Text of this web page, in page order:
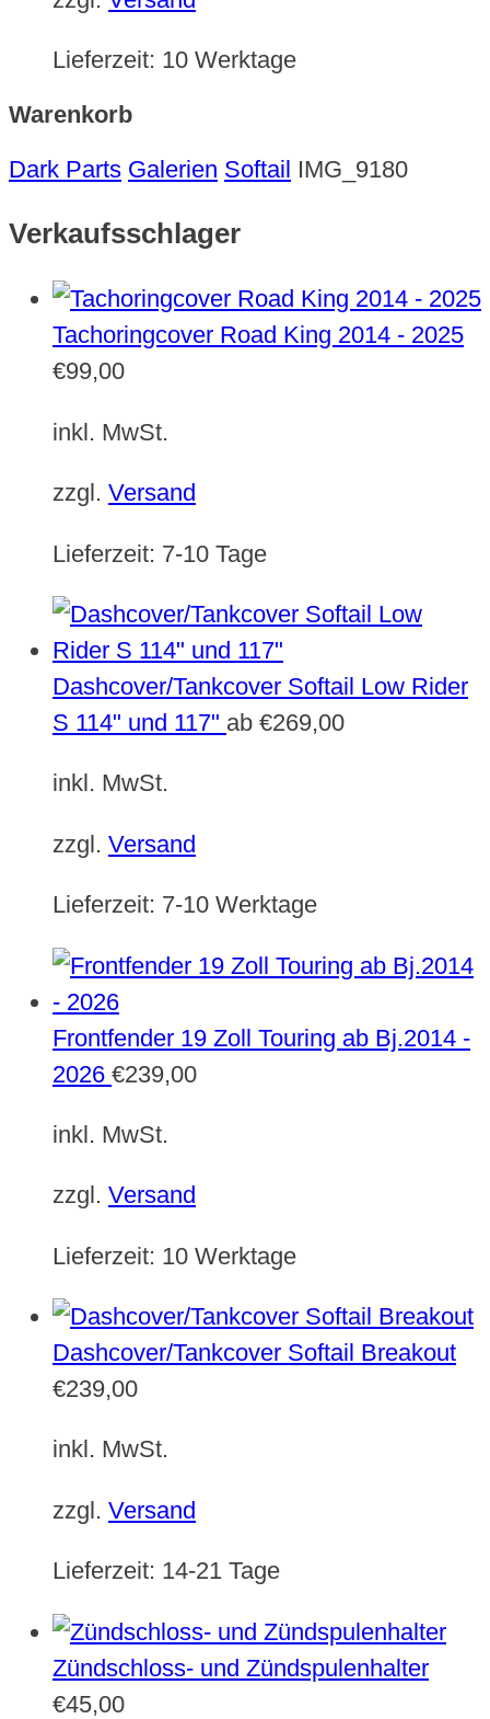
Lieferzeit: 10 Werktage
Warenkorb
Dark Parts Galerien Softail IMG_9180
Verkaufsschlager
Tachoringcover Road King 2014 - 2025
€99,00
inkl. MwSt.
zzgl. Versand
Lieferzeit: 7-10 Tage
Dashcover/Tankcover Softail Low Rider
S 114" und 117" ab €269,00
inkl. MwSt.
zzgl. Versand
Lieferzeit: 7-10 Werktage
Frontfender 19 Zoll Touring ab Bj.2014 -
2026 €239,00
inkl. MwSt.
zzgl. Versand
Lieferzeit: 10 Werktage
Dashcover/Tankcover Softail Breakout
€239,00
inkl. MwSt.
zzgl. Versand
Lieferzeit: 14-21 Tage
Zündschloss- und Zündspulenhalter
€45,00